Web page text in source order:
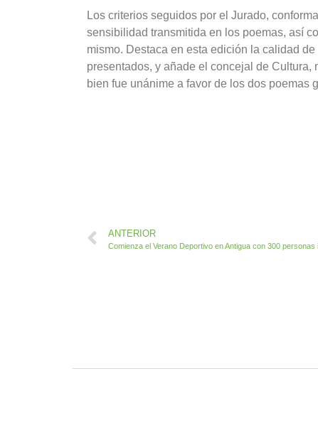
Los criterios seguidos por el Jurado,
sensibilidad transmitida en los poemas, así
mismo. Destaca en esta edición la calidad
presentados, y añade el concejal de
bien fue unánime a favor de los dos poemas
ANTERIOR
Comienza el Verano Deportivo en Antigua con 300 personas